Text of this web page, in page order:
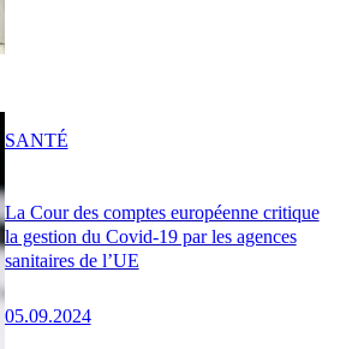
La Cour des comptes européenne critique
la gestion du Covid-19 par les agences
sanitaires de l’UE
05.09.2024
SANTÉ